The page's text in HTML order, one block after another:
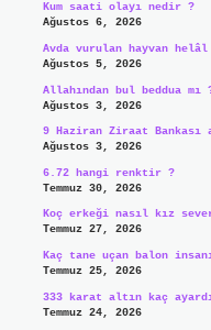
Kum saati olayı nedir ?
Ağustos 6, 2026
Avda vurulan hayvan
Ağustos 5, 2026
Allahından bul beddua mı
Ağustos 3, 2026
9 Haziran Ziraat Bankası
Ağustos 3, 2026
6.72 hangi renktir ?
Temmuz 30, 2026
Koç erkeği nasıl kız
Temmuz 27, 2026
Kaç tane uçan balon
Temmuz 25, 2026
333 karat altın kaç
Temmuz 24, 2026